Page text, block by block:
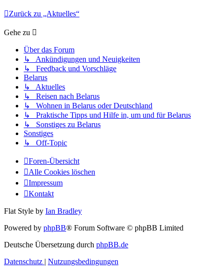
Zurück zu „Aktuelles“
Gehe zu
Über das Forum
↳ Ankündigungen und Neuigkeiten
↳ Feedback und Vorschläge
Belarus
↳ Aktuelles
↳ Reisen nach Belarus
↳ Wohnen in Belarus oder Deutschland
↳ Praktische Tipps und Hilfe in, um und für Belarus
↳ Sonstiges zu Belarus
Sonstiges
↳ Off-Topic
Foren-Übersicht
Alle Cookies löschen
Impressum
Kontakt
Flat Style by Ian Bradley
Powered by phpBB® Forum Software © phpBB Limited
Deutsche Übersetzung durch phpBB.de
Datenschutz | Nutzungsbedingungen